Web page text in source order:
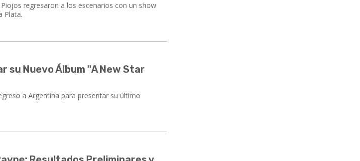
regresaron a los escenarios con un show
Plata.
su Nuevo Álbum "A New Star
a Argentina para presentar su último